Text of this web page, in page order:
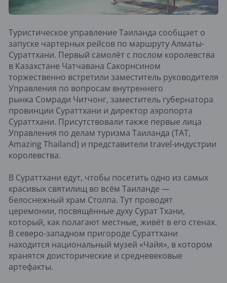
Туристическое управление Таиланда сообщает о
запуске чартерных рейсов по маршруту Алматы-
Сураттхани. Первый самолёт с послом королевства
в Казахстане Чатчавана Сакорнсином
торжественно встретили заместитель руководителя
Управления по вопросам внутреннего
рынка Сомради Читчонг, заместитель губернатора
провинции Сураттхани и директор аэропорта
Сураттхани. Присутствовали также первые лица
Управления по делам туризма Таиланда (TAT,
Amazing Thailand) и представители travel-индустрии
королевства.
В Сураттхани едут, чтобы посетить одно из самых
красивых святилищ во всём Таиланде —
белоснежный храм Столпа. Тут проводят
церемонии, посвящённые духу Сурат Тхани,
который, как полагают местные, живёт в его стенах.
В северо-западном пригороде Сураттхани
находится национальный музей «Чайя», в котором
хранятся доисторические и средневековые
артефакты.